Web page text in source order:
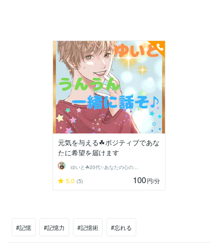
元気を与える☘ポジティブであな
たに希望を届けます
ゆいと☘20代✨あなたの心の拠り所✨☘️
5.0 (5) 100円/分
#記憶 #記憶力 #記憶術 #忘れる